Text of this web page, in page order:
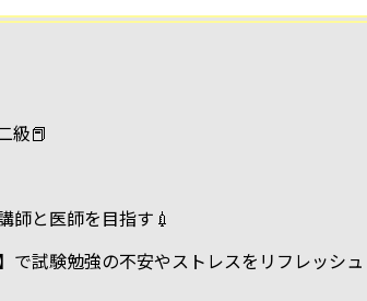
級📕
師と医師を目指す💉
で試験勉強の不安やストレスをリフレッシュ